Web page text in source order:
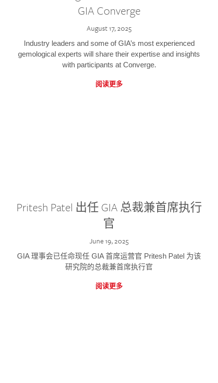
GIA Converge
August 17, 2025
Industry leaders and some of GIA’s most experienced
gemological experts will share their expertise and insights
with participants at Converge.
阅读更多
Pritesh Patel 出任 GIA 总裁兼首席执行
官
June 19, 2025
GIA 理事会已任命现任 GIA 首席运营官 Pritesh Patel 为该
研究院的总裁兼首席执行官
阅读更多